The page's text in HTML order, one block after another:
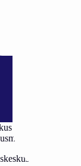
Lu­ke. Sii­hen
VTT:n